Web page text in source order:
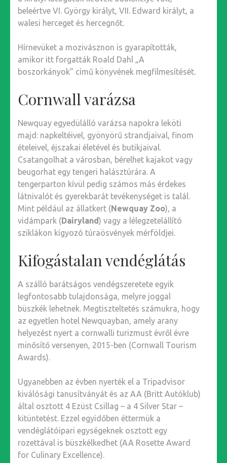
beleértve VI. György királyt, VII. Edward királyt, a
walesi herceget és hercegnőt.
Hírnevüket a mozivásznon is gyarapították,
amikor itt forgatták Roald Dahl „A
boszorkányok” című könyvének megfilmesítését.
Cornwall varázsa
Newquay egyedülálló varázsa napokra leköti
majd: napkeltéivel, gyönyörű strandjaival, finom
ételeivel, éjszakai életével és butikjaival.
Csatangolhat a városban, bérelhet kajakot vagy
beugorhat egy tengeri halásztúrára. A
tengerparton kívül pedig számos más érdekes
látnivalót és gyerekbarát tevékenységet is talál.
Mint például az állatkert (Newquay Zoo), a
vidámpark (Dairyland) vagy a lélegzetelállító
sziklákon kígyozó túraösvények mérföldjei.
Kifogástalan vendéglátás
A szálló barátságos vendégszeretete egyik
legfontosabb tulajdonsága, melyre joggal
büszkék lehetnek. Megtiszteltetés számukra, hogy
az egyetlen hotel Newquayban, amely arany
helyezést nyert a cornwalli turizmust évről évre
minősítő versenyen, 2015-ben (Cornwall Tourism
Awards).
Ugyanebben az évben nyerték el a Tripadvisor
kiválósági tanusítványát és az AA (Britt Autóklub)
által osztott 4 Ezüst Csillag – a 4 Silver Star –
kitüntetést. Ezzel egyidőben éttermük a
vendéglátóipari egységeknek osztott egy
rozettával is büszkélkedhet (AA Rosette Award
for Culinary Excellence).